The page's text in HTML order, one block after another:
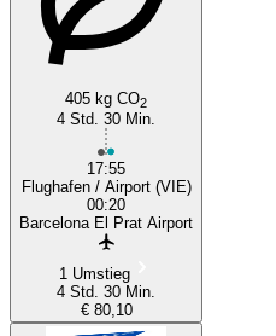
405 kg CO2
4 Std. 30 Min.
17:55
Flughafen / Airport (VIE)
00:20
Barcelona El Prat Airport
1 Umstieg
4 Std. 30 Min.
€ 80,10